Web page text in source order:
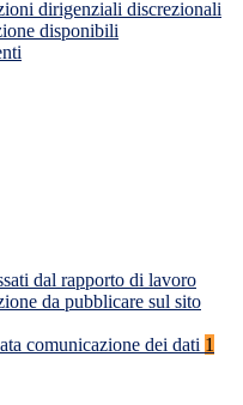
dirigenziali discrezionali
disponibili
dal rapporto di lavoro
da pubblicare sul sito
comunicazione dei dati 1